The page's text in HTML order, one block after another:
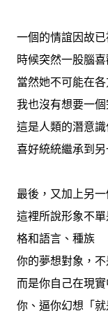
一個的情誼因故
時候突然一股腦
當然她不可能在
我也沒有想要一
這是人類的潛意
喜好統統繼承到
最後，又加上另
這裡所說形象不
格和語言、種族
你的夢想對象，
而是你自己在現
你、逼你幻想「就